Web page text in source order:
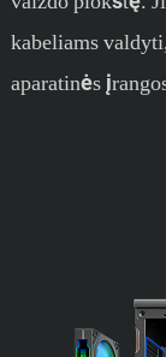
kabeliams
aparatinės